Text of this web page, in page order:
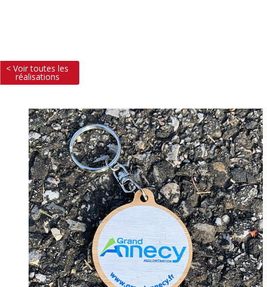
< Voir toutes les
réalisations